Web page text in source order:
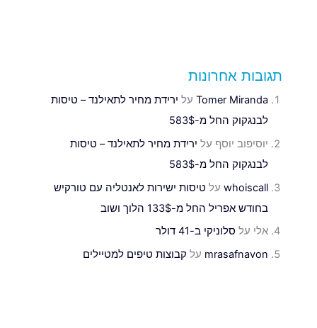
תגובות אחרונות
Tomer Miranda על ירידת מחיר לתאילנד – טיסות
לבנגקוק החל מ-583$
יוסיפוב יוסף על ירידת מחיר לתאילנד – טיסות
לבנגקוק החל מ-583$
whoiscall על טיסות ישירות לאנטליה עם טורקיש
בחודש אפריל החל מ-133$ הלוך ושוב
אלי על סלוניקי ב-41 דולר
mrasafnavon על קבוצות טיפים למטיילים